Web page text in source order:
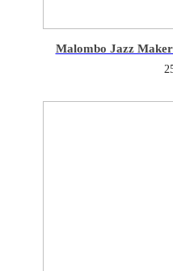
Malombo Jazz